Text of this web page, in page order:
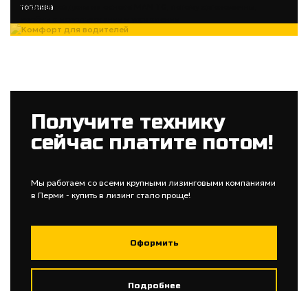
топлива
Кабины созданы на основе MAN TG, потому эргономичны,
Получите технику
сейчас платите потом!
Мы работаем со всеми крупными лизинговыми компаниями
в Перми - купить в лизинг стало проще!
Оформить
Подробнее